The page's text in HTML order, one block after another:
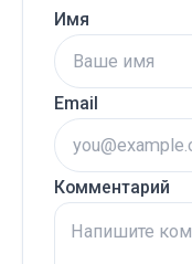
Имя
Email
Комментарий